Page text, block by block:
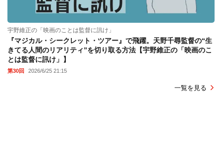
宇野維正の「映画のことは監督に訊け」
『マジカル・シークレット・ツアー』で飛躍。天野千尋監督の“生
きてる人間のリアリティ”を切り取る方法【宇野維正の「映画のこ
とは監督に訊け」】
第30回 2026/6/25 21:15
一覧を見る